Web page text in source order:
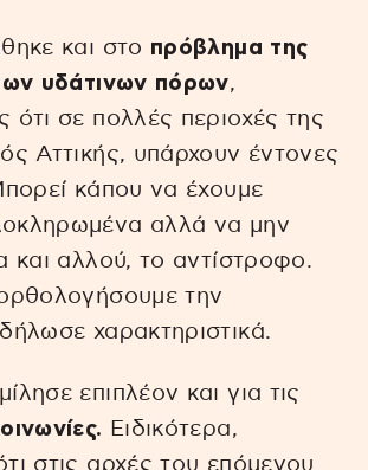
και στο πρόβλημα της
υδάτινων πόρων,
ότι σε πολλές περιοχές της
Αττικής, υπάρχουν έντονες
κάπου να έχουμε
αλλά να μην
και αλλού, το αντίστροφο.
την
χαρακτηριστικά.
επιπλέον και για τις
Ειδικότερα,
στις αρχές του επόμενου